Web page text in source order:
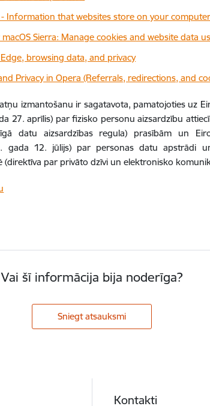
- Information that websites store on your computer
Sierra: Manage cookies and website data
browsing data, and privacy
Privacy in Opera (Referrals, redirections, and
izmantošanu ir sagatavota, pamatojoties uz
27. aprīlis) par fizisko personu aizsardzību
datu aizsardzības regula) prasībām un
gada 12. jūlijs) par personas datu apstrādi
(direktīva par privāto dzīvi un elektronisko
Vai šī informācija bija noderīga?
Sniegt atsauksmi
Kontakti